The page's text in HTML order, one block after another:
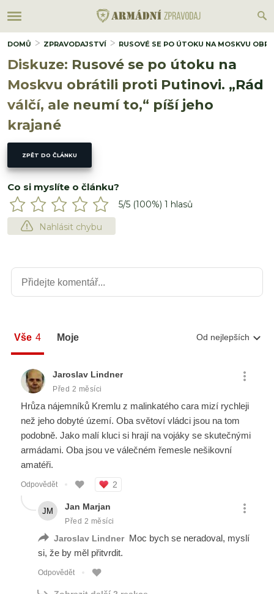
DOMŮ ZPRAVODAJSTVÍ RUSOVÉ SE PO ÚTOKU NA MOSKVU
Diskuze: Rusové se po útoku na
Moskvu obrátili proti Putinovi. „Rád
válčí, ale neumí to,“ píší jeho
krajané
ZPĚT DO ČLÁNKU
Co si myslíte o článku?
5/5 (100%) 1 hlasů
Nahlásit chybu